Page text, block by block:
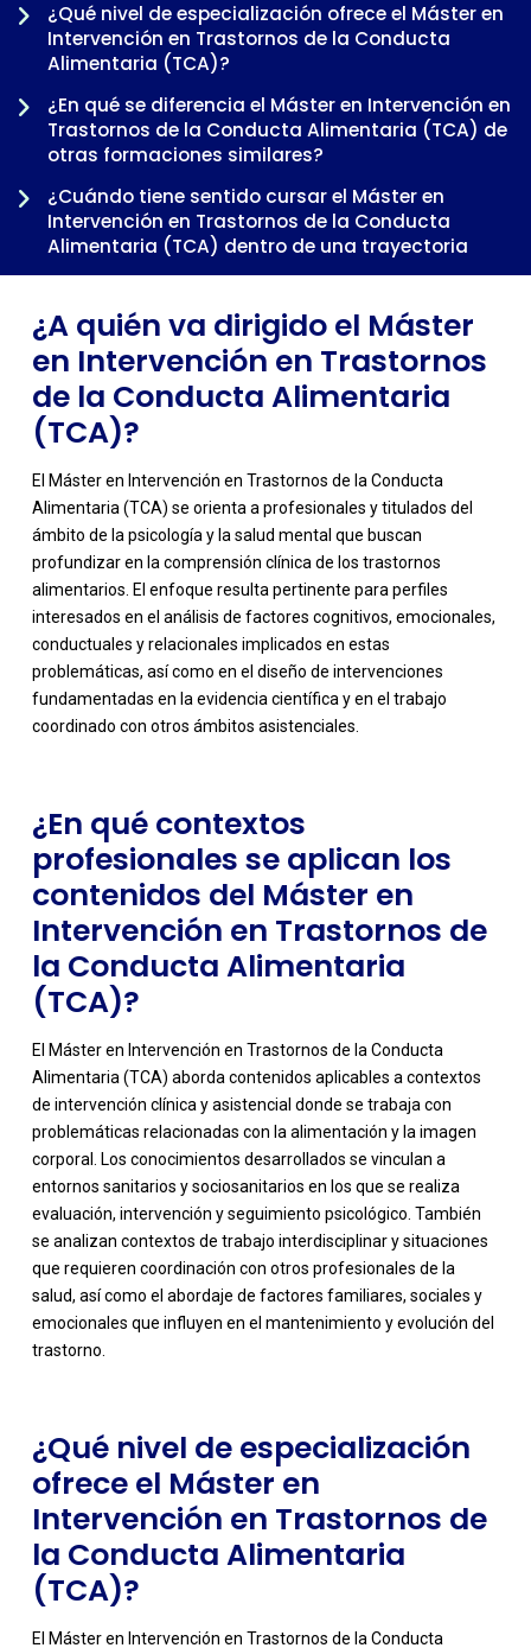
¿Qué nivel de especialización ofrece el Máster en
Intervención en Trastornos de la Conducta
Alimentaria (TCA)?
¿En qué se diferencia el Máster en Intervención en
Trastornos de la Conducta Alimentaria (TCA) de
otras formaciones similares?
¿Cuándo tiene sentido cursar el Máster en
Intervención en Trastornos de la Conducta
Alimentaria (TCA) dentro de una trayectoria
profesional?
¿A quién va dirigido el Máster
en Intervención en Trastornos
de la Conducta Alimentaria
(TCA)?
El Máster en Intervención en Trastornos de la Conducta
Alimentaria (TCA) se orienta a profesionales y titulados del
ámbito de la psicología y la salud mental que buscan
profundizar en la comprensión clínica de los trastornos
alimentarios. El enfoque resulta pertinente para perfiles
interesados en el análisis de factores cognitivos, emocionales,
conductuales y relacionales implicados en estas
problemáticas, así como en el diseño de intervenciones
fundamentadas en la evidencia científica y en el trabajo
coordinado con otros ámbitos asistenciales.
-
¿En qué contextos
profesionales se aplican los
contenidos del Máster en
Intervención en Trastornos de
la Conducta Alimentaria
(TCA)?
El Máster en Intervención en Trastornos de la Conducta
Alimentaria (TCA) aborda contenidos aplicables a contextos
de intervención clínica y asistencial donde se trabaja con
problemáticas relacionadas con la alimentación y la imagen
corporal. Los conocimientos desarrollados se vinculan a
entornos sanitarios y sociosanitarios en los que se realiza
evaluación, intervención y seguimiento psicológico. También
se analizan contextos de trabajo interdisciplinar y situaciones
que requieren coordinación con otros profesionales de la
salud, así como el abordaje de factores familiares, sociales y
emocionales que influyen en el mantenimiento y evolución del
trastorno.
-
¿Qué nivel de especialización
ofrece el Máster en
Intervención en Trastornos de
la Conducta Alimentaria
(TCA)?
El Máster en Intervención en Trastornos de la Conducta